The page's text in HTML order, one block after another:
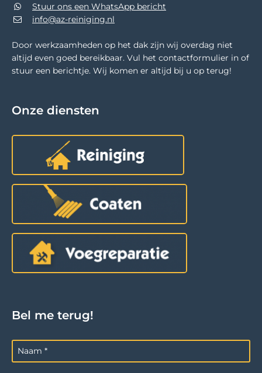
Stuur ons een WhatsApp bericht
info@az-reiniging.nl
Door werkzaamheden op het dak zijn wij overdag niet
altijd even goed bereikbaar. Vul het contactformulier in of
stuur een berichtje. Wij komen er altijd bij u op terug!
Onze diensten
Bel me terug!